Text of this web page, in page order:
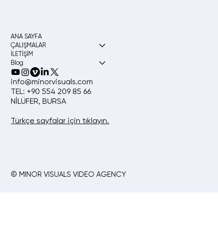
ANA SAYFA
ÇALIŞMALAR
İLETİŞİM
Blog
info@minorvisuals.com
TEL: +90 554 209 85 66
NİLÜFER, BURSA
Türkçe sayfalar için tıklayın.
© MINOR VISUALS VIDEO AGENCY